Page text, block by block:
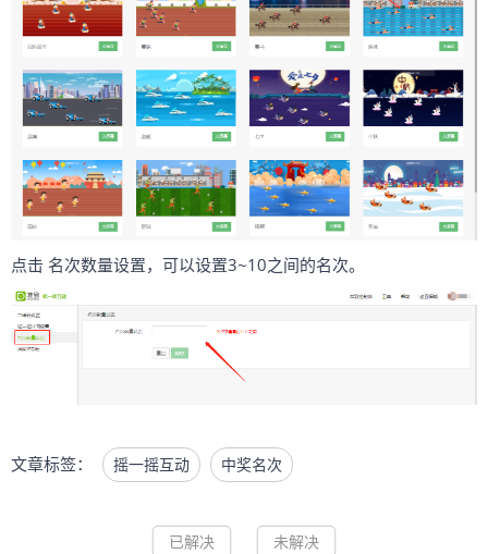
点击 名次数量设置，可以设置3~10之间的名次。
文章标签： 摇一摇互动 中奖名次
已解决 未解决